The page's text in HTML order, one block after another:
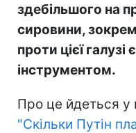
здебільшого на
сировини,
проти цієї
інструментом.
Про це йдеться у
"Скільки Путін